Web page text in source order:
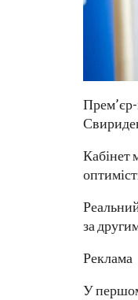
Кабінет
за
Реклама
У